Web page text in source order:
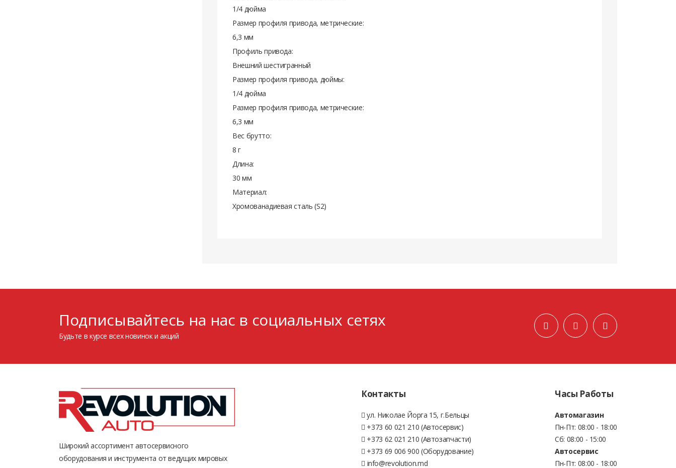
1/4 дюйма
Размер профиля привода, метрические:
6,3 мм
Профиль привода:
Внешний шестигранный
Размер профиля привода, дюймы:
1/4 дюйма
Размер профиля привода, метрические:
6,3 мм
Вес брутто:
8 г
Длина:
30 мм
Материал:
Хромованадиевая сталь (S2)
Подписывайтесь на нас в социальных сетях
Будьте в курсе всех новинок и акций
Широкий ассортимент автосервисного
оборудования и инструмента от ведущих мировых
Контакты
ул. Николае Йорга 15, г.Бельцы
+373 60 021 210 (Автосервис)
+373 62 021 210 (Автозапчасти)
+373 69 006 900 (Оборудование)
info@revolution.md
Часы Работы
Автомагазин
Пн-Пт: 08:00 - 18:00
Сб: 08:00 - 15:00
Автосервис
Пн-Пт: 08:00 - 18:00